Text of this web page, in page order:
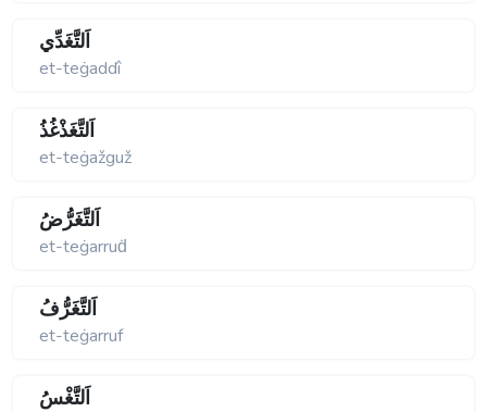
اَلتَّغَدِّي
et-teġaddî
اَلتَّغَذْغُذُ
et-teġažguž
اَلتَّغَرُّضُ
et-teġarruḋ
اَلتَّغَرُّفُ
et-teġarruf
اَلتَّغْسُ